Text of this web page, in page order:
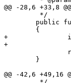
@@ -28,6 +33,8
+		if (isset($this->data[$key])) return $this->data[$key];
+
@@ -42,6 +49,16